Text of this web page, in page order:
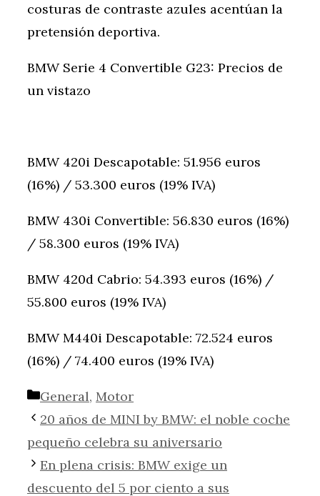
costuras de contraste azules acentúan la
pretensión deportiva.
BMW Serie 4 Convertible G23: Precios de
un vistazo
BMW 420i Descapotable: 51.956 euros
(16%) / 53.300 euros (19% IVA)
BMW 430i Convertible: 56.830 euros (16%)
/ 58.300 euros (19% IVA)
BMW 420d Cabrio: 54.393 euros (16%) /
55.800 euros (19% IVA)
BMW M440i Descapotable: 72.524 euros
(16%) / 74.400 euros (19% IVA)
Categorías
General, Motor
20 años de MINI by BMW: el noble coche
pequeño celebra su aniversario
En plena crisis: BMW exige un
descuento del 5 por ciento a sus